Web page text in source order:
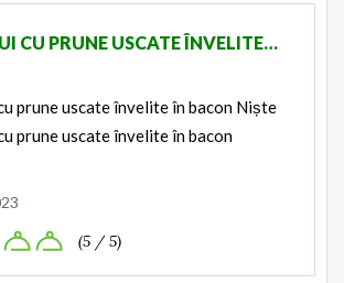
CU PRUNE USCATE ÎNVELITE…
prune uscate învelite în bacon Niște
prune uscate învelite în bacon
(5 / 5)